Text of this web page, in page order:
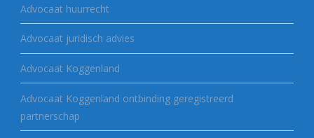
Advocaat huurrecht
Advocaat juridisch advies
Advocaat Koggenland
Advocaat Koggenland ontbinding geregistreerd
partnerschap